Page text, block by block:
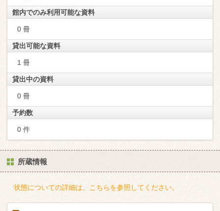
館内でのみ利用可能な資料
0 冊
貸出可能な資料
1 冊
貸出中の資料
0 冊
予約数
0 件
所蔵情報
状態についての詳細は、こちらを参照してください。